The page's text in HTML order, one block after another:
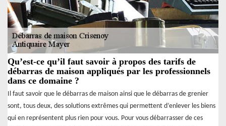
Qu’est-ce qu’il faut savoir à propos des tarifs de
débarras de maison appliqués par les professionnels
dans ce domaine ?
Il faut savoir que le débarras de maison ainsi que le débarras de grenier
sont, tous deux, des solutions extrêmes qui permettent d’enlever les biens
qui en représentent plus rien pour vous. Pour vous débarrasser de ces